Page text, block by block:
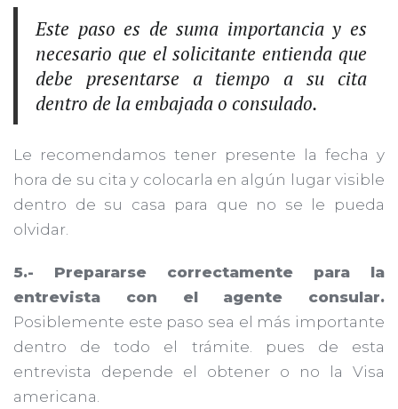
Este paso es de suma importancia y es
necesario que el solicitante entienda que
debe presentarse a tiempo a su cita
dentro de la embajada o consulado.
Le recomendamos tener presente la fecha y
hora de su cita y colocarla en algún lugar visible
dentro de su casa para que no se le pueda
olvidar.
5.- Prepararse correctamente para la
entrevista con el agente consular.
Posiblemente este paso sea el más importante
dentro de todo el trámite. pues de esta
entrevista depende el obtener o no la Visa
americana.